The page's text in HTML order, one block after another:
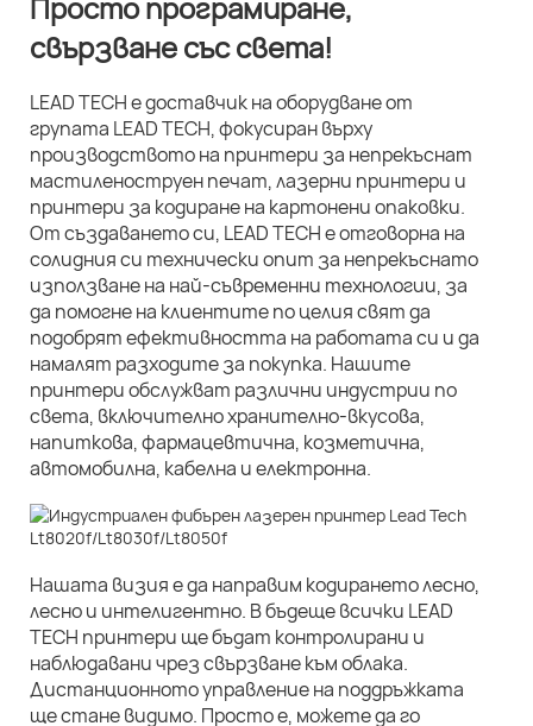
Просто програмиране,
свързване със света!
LEAD TECH е доставчик на оборудване от
групата LEAD TECH, фокусиран върху
производството на принтери за непрекъснат
мастиленоструен печат, лазерни принтери и
принтери за кодиране на картонени опаковки.
От създаването си, LEAD TECH е отговорна на
солидния си технически опит за непрекъснато
използване на най-съвременни технологии, за
да помогне на клиентите по целия свят да
подобрят ефективността на работата си и да
намалят разходите за покупка. Нашите
принтери обслужват различни индустрии по
света, включително хранително-вкусова,
напиткова, фармацевтична, козметична,
автомобилна, кабелна и електронна.
Нашата визия е да направим кодирането лесно,
лесно и интелигентно. В бъдеще всички LEAD
TECH принтери ще бъдат контролирани и
наблюдавани чрез свързване към облака.
Дистанционното управление на поддръжката
ще стане видимо. Просто е, можете да го